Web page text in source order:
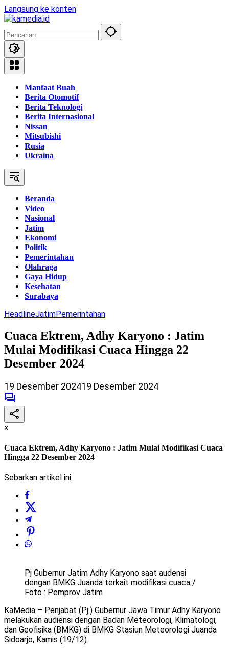
Langsung ke konten
Manfaat Buah
Berita Otomotif
Berita Teknologi
Berita Internasional
Nissan
Mitsubishi
Rusia
Ukraina
Beranda
Video
Nasional
Jatim
Ekonomi
Politik
Pemerintahan
Olahraga
Gaya Hidup
Kesehatan
Surabaya
HeadlineJatimPemerintahan
Cuaca Ektrem, Adhy Karyono : Jatim
Mulai Modifikasi Cuaca Hingga 22
Desember 2024
19 Desember 202419 Desember 2024
×
Cuaca Ektrem, Adhy Karyono : Jatim Mulai Modifikasi Cuaca
Hingga 22 Desember 2024
Sebarkan artikel ini
Pj Gubernur Jatim Adhy Karyono saat audensi
dengan BMKG Juanda terkait modifikasi cuaca /
Foto : Pemprov Jatim
KaMedia – Penjabat (Pj.) Gubernur Jawa Timur Adhy Karyono
melakukan audiensi dengan Badan Meteorologi, Klimatologi,
dan Geofisika (BMKG) di BMKG Stasiun Meteorologi Juanda
Sidoarjo, Kamis (19/12).